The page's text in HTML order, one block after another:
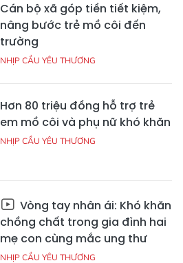
Cán bộ xã góp tiền tiết kiệm,
nâng bước trẻ mồ côi đến
trường
NHỊP CẦU YÊU THƯƠNG
Hơn 80 triệu đồng hỗ trợ trẻ
em mồ côi và phụ nữ khó khăn
NHỊP CẦU YÊU THƯƠNG
Vòng tay nhân ái: Khó khăn
chồng chất trong gia đình hai
mẹ con cùng mắc ung thư
NHỊP CẦU YÊU THƯƠNG